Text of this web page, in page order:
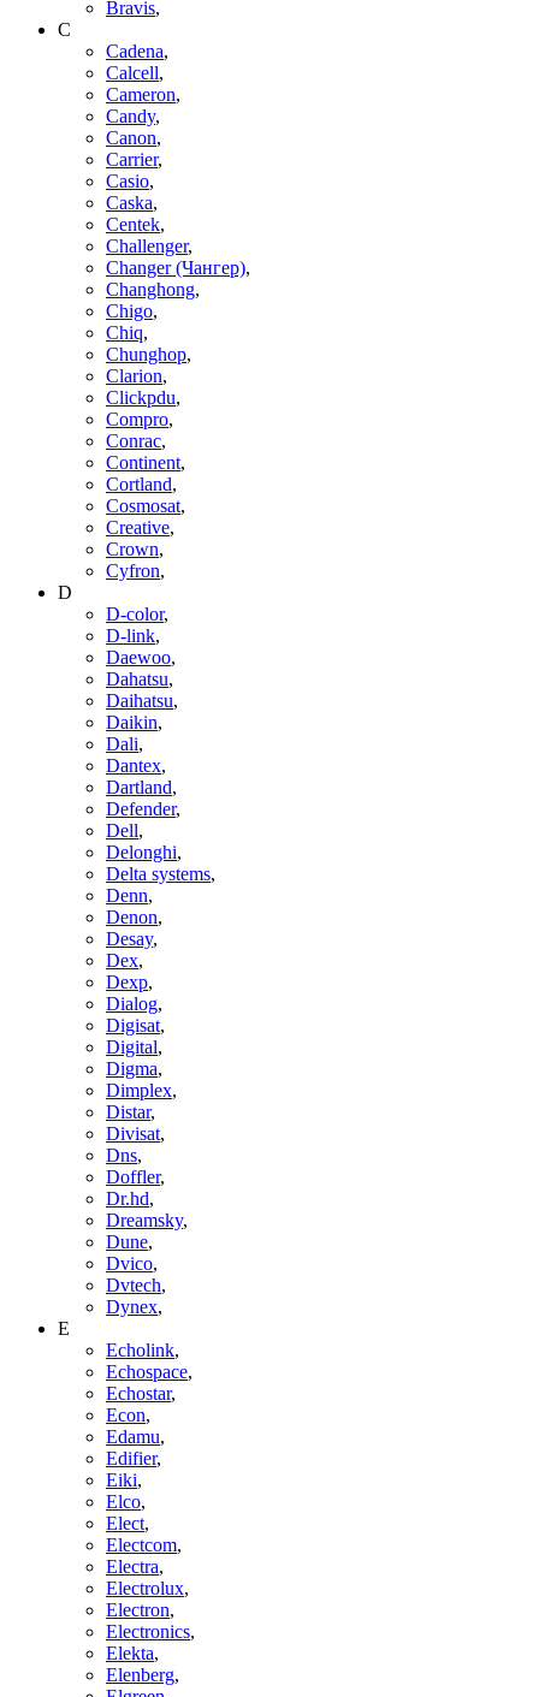
Bravis,
C
Cadena,
Calcell,
Cameron,
Candy,
Canon,
Carrier,
Casio,
Caska,
Centek,
Challenger,
Changer (Чангер),
Changhong,
Chigo,
Chiq,
Chunghop,
Clarion,
Clickpdu,
Compro,
Conrac,
Continent,
Cortland,
Cosmosat,
Creative,
Crown,
Cyfron,
D
D-color,
D-link,
Daewoo,
Dahatsu,
Daihatsu,
Daikin,
Dali,
Dantex,
Dartland,
Defender,
Dell,
Delonghi,
Delta systems,
Denn,
Denon,
Desay,
Dex,
Dexp,
Dialog,
Digisat,
Digital,
Digma,
Dimplex,
Distar,
Divisat,
Dns,
Doffler,
Dr.hd,
Dreamsky,
Dune,
Dvico,
Dvtech,
Dynex,
E
Echolink,
Echospace,
Echostar,
Econ,
Edamu,
Edifier,
Eiki,
Elco,
Elect,
Electcom,
Electra,
Electrolux,
Electron,
Electronics,
Elekta,
Elenberg,